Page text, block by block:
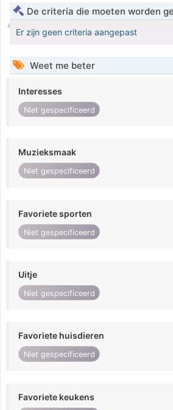
De criteria die moeten worden
Er zijn geen criteria aangepast
Weet me beter
Interesses
Niet gespecificeerd
Muzieksmaak
Niet gespecificeerd
Favoriete sporten
Niet gespecificeerd
Uitje
Niet gespecificeerd
Favoriete huisdieren
Niet gespecificeerd
Favoriete keukens